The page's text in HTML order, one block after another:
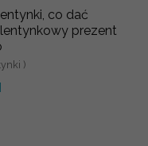
co dać
prezent
)